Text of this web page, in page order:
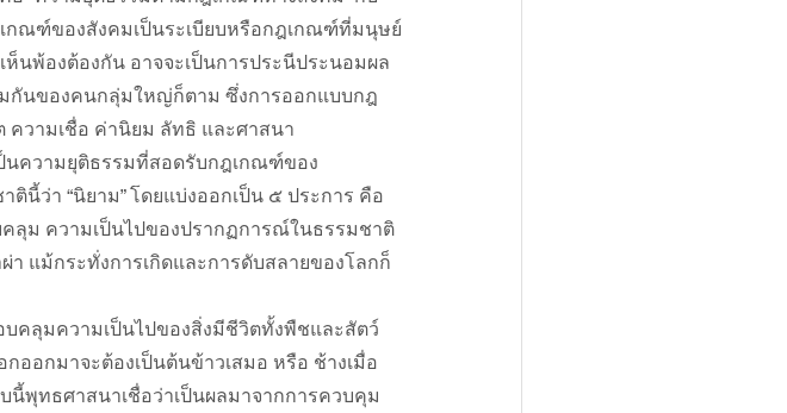
กณฑ์ของสังคมเป็นระเบียบหรือกฎเกณฑ์ที่มนุษย์
นพ้องต้องกัน อาจจะเป็นการประนีประนอมผล
กันของคนกลุ่มใหญ่ก็ตาม ซึ่งการออกแบบกฎ
วามเชื่อ ค่านิยม ลัทธิ และศาสนา
ความยุติธรรมที่สอดรับกฎเกณฑ์ของ
นี้ว่า “นิยาม” โดยแบ่งออกเป็น ๕ ประการ คือ
ลุม ความเป็นไปของปรากฏการณ์ในธรรมชาติ
แม้กระทั่งการเกิดและการดับสลายของโลกก็
คลุมความเป็นไปของสิ่งมีชีวิตทั้งพืชและสัตว์
ออกมาจะต้องเป็นต้นข้าวเสมอ หรือ ช้างเมื่อ
นี้พุทธศาสนาเชื่อว่าเป็นผลมาจากการควบคุม